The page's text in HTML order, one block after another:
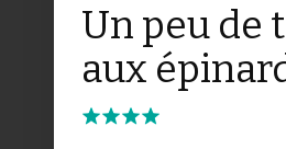
Un peu de
aux